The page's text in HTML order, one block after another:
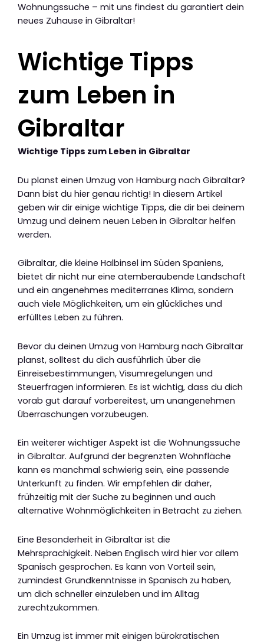
Wohnungssuche – mit uns findest du garantiert dein
neues Zuhause in Gibraltar!
Wichtige Tipps
zum Leben in
Gibraltar
Wichtige Tipps zum Leben in Gibraltar
Du planst einen Umzug von Hamburg nach Gibraltar?
Dann bist du hier genau richtig! In diesem Artikel
geben wir dir einige wichtige Tipps, die dir bei deinem
Umzug und deinem neuen Leben in Gibraltar helfen
werden.
Gibraltar, die kleine Halbinsel im Süden Spaniens,
bietet dir nicht nur eine atemberaubende Landschaft
und ein angenehmes mediterranes Klima, sondern
auch viele Möglichkeiten, um ein glückliches und
erfülltes Leben zu führen.
Bevor du deinen Umzug von Hamburg nach Gibraltar
planst, solltest du dich ausführlich über die
Einreisebestimmungen, Visumregelungen und
Steuerfragen informieren. Es ist wichtig, dass du dich
vorab gut darauf vorbereitest, um unangenehmen
Überraschungen vorzubeugen.
Ein weiterer wichtiger Aspekt ist die Wohnungssuche
in Gibraltar. Aufgrund der begrenzten Wohnfläche
kann es manchmal schwierig sein, eine passende
Unterkunft zu finden. Wir empfehlen dir daher,
frühzeitig mit der Suche zu beginnen und auch
alternative Wohnmöglichkeiten in Betracht zu ziehen.
Eine Besonderheit in Gibraltar ist die
Mehrsprachigkeit. Neben Englisch wird hier vor allem
Spanisch gesprochen. Es kann von Vorteil sein,
zumindest Grundkenntnisse in Spanisch zu haben,
um dich schneller einzuleben und im Alltag
zurechtzukommen.
Ein Umzug ist immer mit einigen bürokratischen